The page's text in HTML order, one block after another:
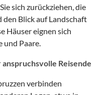
sich zurückziehen, die
Blick auf Landschaft
Häuser eignen sich
Paare.
Reisende
verbinden